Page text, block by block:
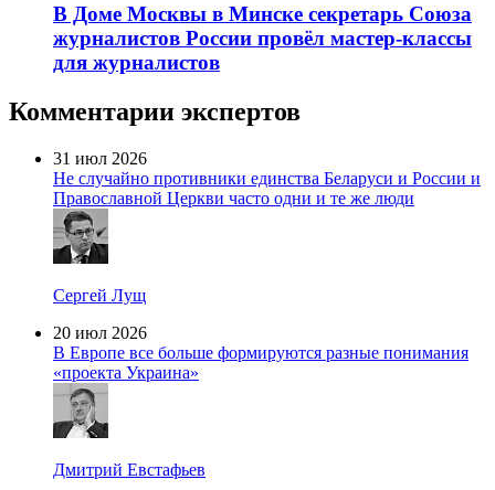
В Доме Москвы в Минске секретарь Союза
журналистов России провёл мастер-классы
для журналистов
Комментарии экспертов
31 июл 2026
Не случайно противники единства Беларуси и России и
Православной Церкви часто одни и те же люди
Сергей Лущ
20 июл 2026
В Европе все больше формируются разные понимания
«проекта Украина»
Дмитрий Евстафьев